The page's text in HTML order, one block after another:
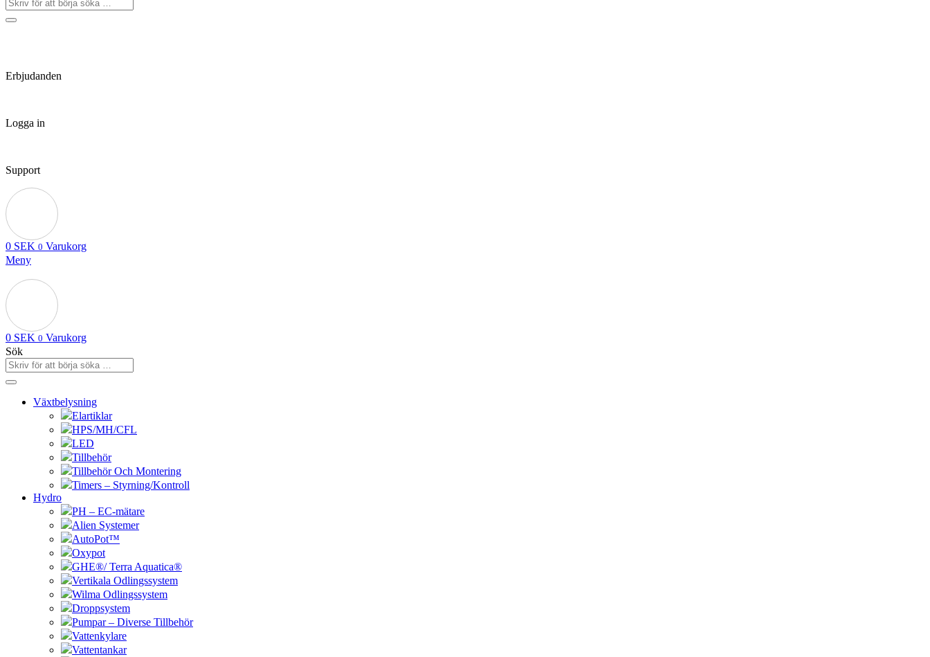
Erbjudanden
Logga in
Support
0 SEK 0 Varukorg
Meny
0 SEK 0 Varukorg
Sök
Växtbelysning
Elartiklar
HPS/MH/CFL
LED
Tillbehör
Tillbehör Och Montering
Timers – Styrning/Kontroll
Hydro
PH – EC-mätare
Alien Systemer
AutoPot™
Oxypot
GHE®/ Terra Aquatica®
Vertikala Odlingssystem
Wilma Odlingssystem
Droppsystem
Pumpar – Diverse Tillbehör
Vattenkylare
Vattentankar